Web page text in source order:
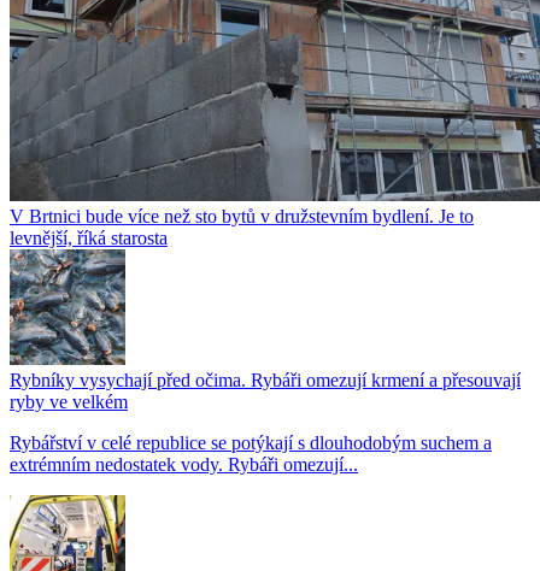
V Brtnici bude více než sto bytů v družstevním bydlení. Je to
levnější, říká starosta
Rybníky vysychají před očima. Rybáři omezují krmení a přesouvají
ryby ve velkém
Rybářství v celé republice se potýkají s dlouhodobým suchem a
extrémním nedostatek vody. Rybáři omezují...